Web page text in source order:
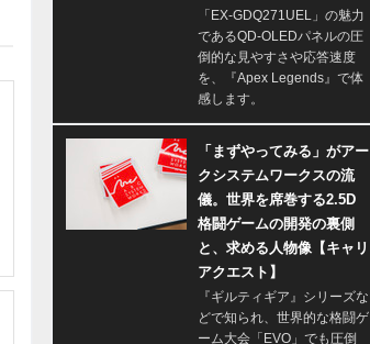
「EX-GDQ271UEL」の魅力
であるQD-OLEDパネルの圧
倒的な見やすさや応答速度
を、『Apex Legends』で体
感します。
「まずやってみる」がアー
クシステムワークスの流
儀。世界を席巻する2.5D
格闘ゲームの開発の裏側
と、求める人物像【キャリ
アクエスト】
『ギルティギア』シリーズな
どで知られ、世界的な格闘ゲ
ーム大会「EVO」でも圧倒